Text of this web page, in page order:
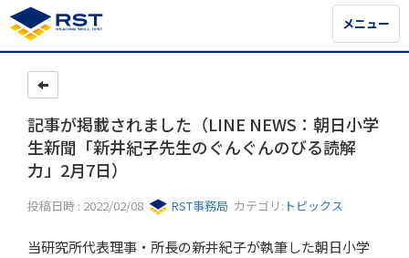
メニュー
メニュー
記事が掲載されました（LINE NEWS：朝日小学
生新聞「新井紀子先生のぐんぐんのびる読解
力」2月7日）
投稿日時 : 2022/02/08 RST事務局 カテゴリ: トピックス
当研究所代表理事・所長の新井紀子が執筆した朝日小学